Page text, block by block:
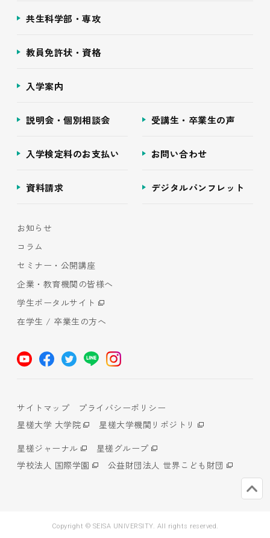
共生科学部・専攻
教員免許状・資格
入学案内
説明会・個別相談会 受講生・卒業生の声
入学検定料のお支払い お問い合わせ
資料請求 デジタルパンフレット
お知らせ
コラム
セミナー・公開講座
企業・教育機関の皆様へ
学生ポータルサイト
在学生 / 卒業生の方へ
サイトマップ
プライバシーポリシー
星槎大学 大学院
星槎大学機関リポジトリ
星槎ジャーナル
星槎グループ
学校法人 国際学園
公益財団法人 世界こども財団
Copyright © SEISA UNIVERSITY. All rights reserved.